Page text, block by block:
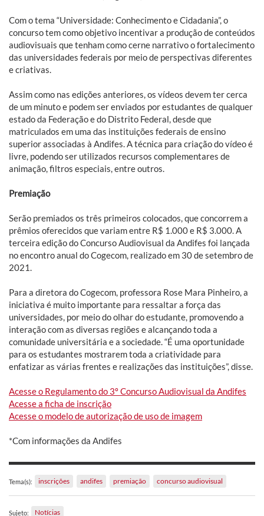
Com o tema “Universidade: Conhecimento e Cidadania”, o
concurso tem como objetivo incentivar a produção de conteúdos
audiovisuais que tenham como cerne narrativo o fortalecimento
das universidades federais por meio de perspectivas diferentes
e criativas.
Assim como nas edições anteriores, os vídeos devem ter cerca
de um minuto e podem ser enviados por estudantes de qualquer
estado da Federação e do Distrito Federal, desde que
matriculados em uma das instituições federais de ensino
superior associadas à Andifes. A técnica para criação do vídeo é
livre, podendo ser utilizados recursos complementares de
animação, filtros especiais, entre outros.
Premiação
Serão premiados os três primeiros colocados, que concorrem a
prêmios oferecidos que variam entre R$ 1.000 e R$ 3.000. A
terceira edição do Concurso Audiovisual da Andifes foi lançada
no encontro anual do Cogecom, realizado em 30 de setembro de
2021.
Para a diretora do Cogecom, professora Rose Mara Pinheiro, a
iniciativa é muito importante para ressaltar a força das
universidades, por meio do olhar do estudante, promovendo a
interação com as diversas regiões e alcançando toda a
comunidade universitária e a sociedade. “É uma oportunidade
para os estudantes mostrarem toda a criatividade para
enfatizar as várias frentes e realizações das instituições”, disse.
Acesse o Regulamento do 3º Concurso Audiovisual da Andifes
Acesse a ficha de inscrição
Acesse o modelo de autorização de uso de imagem
*Com informações da Andifes
Tema(s): inscrições andifes premiação concurso audiovisual
Sujeto: Notícias